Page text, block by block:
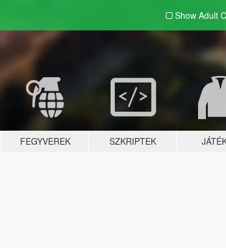
Show Adult
FEGYVEREK SZKRIPTEK